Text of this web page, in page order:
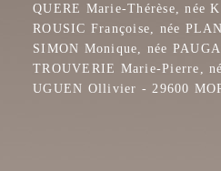
QUERE Marie-Thérèse, née
ROUSIC Françoise, née
SIMON Monique, née
TROUVERIE Marie-Pierre,
UGUEN Ollivier - 29600